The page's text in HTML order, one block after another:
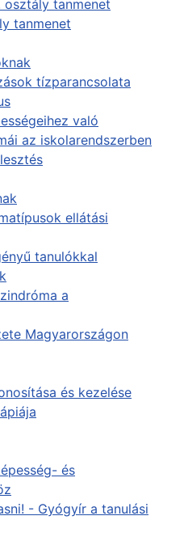
osztály tanmenet
tanmenet
tízparancsolata
való
az iskolarendszerben
ellátási
tanulókkal
a
Magyarországon
és kezelése
és
- Gyógyír a tanulási